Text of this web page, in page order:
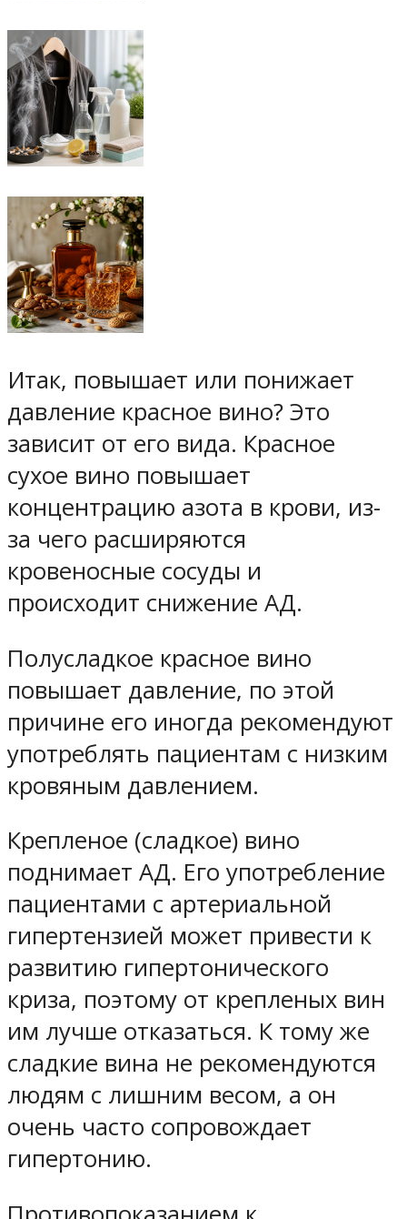
Итак, повышает или понижает
давление красное вино? Это
зависит от его вида. Красное
сухое вино повышает
концентрацию азота в крови, из-
за чего расширяются
кровеносные сосуды и
происходит снижение АД.
Полусладкое красное вино
повышает давление, по этой
причине его иногда рекомендуют
употреблять пациентам с низким
кровяным давлением.
Крепленое (сладкое) вино
поднимает АД. Его употребление
пациентами с артериальной
гипертензией может привести к
развитию гипертонического
криза, поэтому от крепленых вин
им лучше отказаться. К тому же
сладкие вина не рекомендуются
людям с лишним весом, а он
очень часто сопровождает
гипертонию.